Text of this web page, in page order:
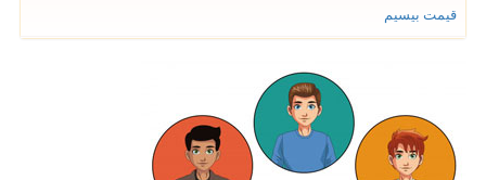
قیمت بیسیم